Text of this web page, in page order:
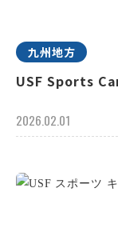
九州地方
USF Sports
2026.02.01